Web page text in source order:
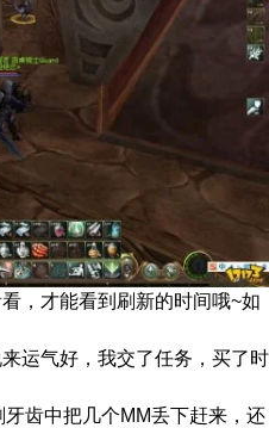
，才能看到刷新的时间哦~如
运气好，我交了任务，买了时
齿中把几个MM丢下赶来，还